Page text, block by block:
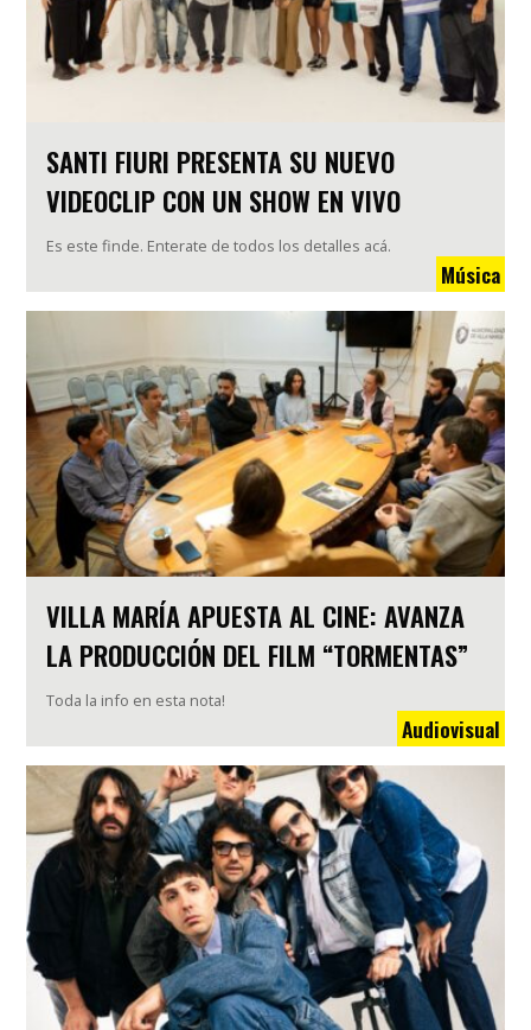
SANTI FIURI PRESENTA SU NUEVO
VIDEOCLIP CON UN SHOW EN VIVO
Es este finde. Enterate de todos los detalles acá.
Música
VILLA MARÍA APUESTA AL CINE: AVANZA
LA PRODUCCIÓN DEL FILM “TORMENTAS”
Toda la info en esta nota!
Audiovisual